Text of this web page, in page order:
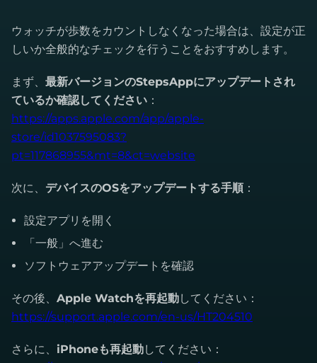
ウォッチが歩数をカウントしなくなった場合は、設定が正
しいか全般的なチェックを行うことをおすすめします。
まず、 最新バージョンのStepsAppにアップデートされ
ているか確認してください ：
https://apps.apple.com/app/apple-
store/id1037595083?
pt=117868955&mt=8&ct=website
次に、 デバイスのOSをアップデートする手順 ：
設定アプリを開く
「一般」へ進む
ソフトウェアアップデートを確認
その後、 Apple Watchを再起動してください：
https://support.apple.com/en-us/HT204510
さらに、 iPhoneも再起動してください：